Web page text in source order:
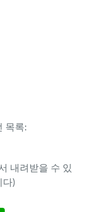
목록:
내려받을 수 있
다)